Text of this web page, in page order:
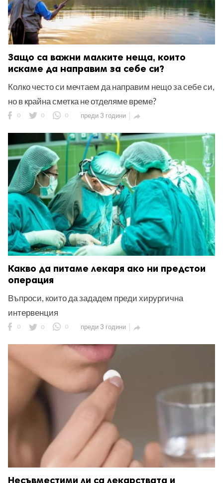
Защо са важни малките неща, които
искаме да направим за себе си?
Колко често си мечтаем да направим нещо за себе си,
но в крайна сметка не отделяме време?
0 0 0 преди 3 години 
Какво да питаме лекаря ако ни предстои
операция
Въпроси, които да зададем преди хирургична
интервенция
0 0 0 преди 3 години 
Несъвместими ли са лекарствата и